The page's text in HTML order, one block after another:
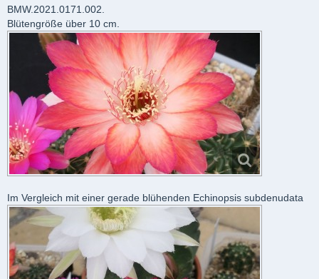
BMW.2021.0171.002.
Blütengröße über 10 cm.
Im Vergleich mit einer gerade blühenden Echinopsis subdenudata